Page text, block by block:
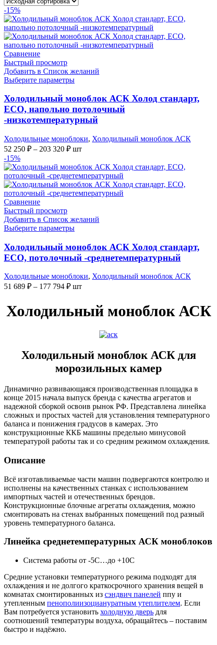
-15%
Сравнение
Быстрый просмотр
Добавить в Список желаний
Выберите параметры
Холодильный моноблок АСК Холод стандарт,
ЕСО, напольно потолочный
-низкотемпературный
Холодильные моноблоки, Холодильный моноблок АСК
52 250 ₽ – 203 320 ₽Диапазон
52
250 ₽
–
203
шт
-15%
Сравнение
Быстрый просмотр
Добавить в Список желаний
Выберите параметры
Холодильный моноблок АСК Холод стандарт,
ЕСО, потолочный -среднетемпературный
Холодильные моноблоки, Холодильный моноблок АСК
51 689 ₽ – 177 794 ₽Диапазон
689 ₽
шт
Холодильный моноблок АСК
Холодильный моноблок АСК для
морозильных камер
Динамично развивающаяся производственная площадка в
конце 2015 начала выпуск бренда с качества агрегатов и
надежной сборкой освоив рынок РФ. Представлена линейка
сложных и простых частей для установления температурного
баланса и понижения градусов в камерах. Это
конструкционные ККБ машины предельно минусовой
температурой работы так и со средним режимом охлаждения.
Описание
Всё изготавливаемые части машин подвергаются контролю и
исполнены на качественных станках с использованием
импортных частей и отечественных брендов.
Конструкционные блочные агрегаты охлаждения, можно
смонтировать на стенах выбранных помещений под разный
уровень температурного баланса.
Линейка среднетемпературных АСК моноблоков
Система работы от -5С…до +10С
Средние установки температурного режима подходят для
охлаждения и не долгого краткосрочного хранения вещей в
комнатах смонтированных из сэндвич панелей ппу и
утепленным пенополиизоциануратным утеплителем. Если
Вам потребуется установить холодную дверь для
соотношений температуры воздуха, обращайтесь – поставим
быстро и надёжно.